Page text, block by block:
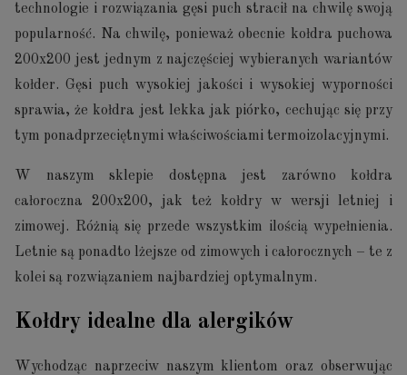
technologie i rozwiązania gęsi puch stracił na chwilę swoją
popularność. Na chwilę, ponieważ obecnie kołdra puchowa
200x200 jest jednym z najczęściej wybieranych wariantów
kołder. Gęsi puch wysokiej jakości i wysokiej wyporności
sprawia, że kołdra jest lekka jak piórko, cechując się przy
tym ponadprzeciętnymi właściwościami termoizolacyjnymi.
W naszym sklepie dostępna jest zarówno kołdra
całoroczna 200x200, jak też kołdry w wersji letniej i
zimowej. Różnią się przede wszystkim ilością wypełnienia.
Letnie są ponadto lżejsze od zimowych i całorocznych – te z
kolei są rozwiązaniem najbardziej optymalnym.
Kołdry idealne dla alergików
Wychodząc naprzeciw naszym klientom oraz obserwując